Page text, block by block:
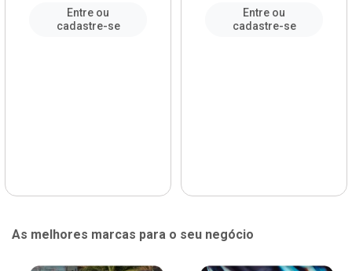
Entre ou
cadastre-se
Entre ou
cadastre-se
As melhores marcas para o seu negócio